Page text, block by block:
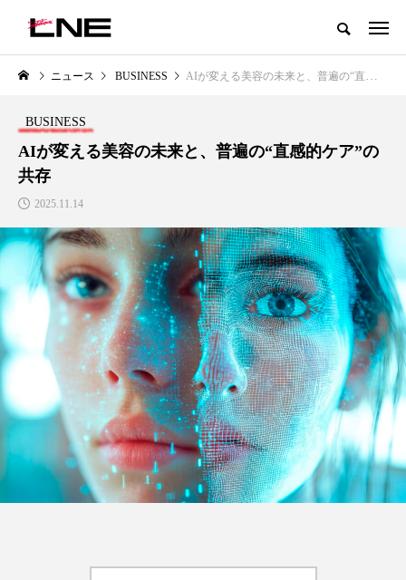
グローバルビューティ＆ヘルスケアビジネス誌
LIFESTYLE
SNSの「加工顔」と美容医療｜AI
がもたらす可能性とこれから
2026.07.13
BUSINESS
GWI調査から読み解く2030年の
都市型スパ――身近なウェルネ
の次世代モデル
2026.08.06
FEATURED 注目の企画
ニュース BUSINESS AIが変える美容の未来と、普遍の“直感的ケア”の共存
BUSINESS
AIが変える美容の未来と、普遍の“直感的ケア”の
共存
2025.11.14